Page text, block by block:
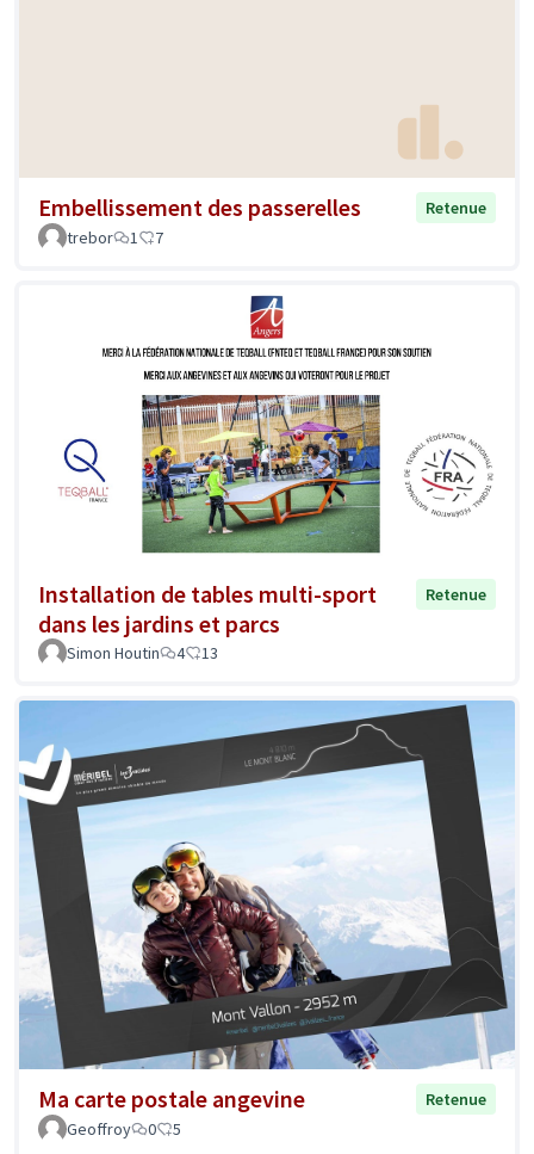
Embellissement des passerelles
Retenue
trebor
1 7
Installation de tables multi-sport
dans les jardins et parcs
Retenue
Simon Houtin 4 13
Ma carte postale angevine
Retenue
Geoffroy
0 5